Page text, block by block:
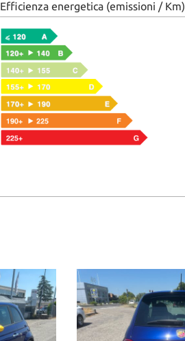
Efficienza energetica (emissioni / Km)